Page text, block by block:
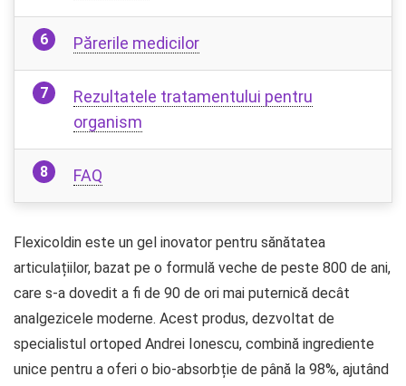
Părerile medicilor
Rezultatele tratamentului pentru
organism
FAQ
Flexicoldin este un gel inovator pentru sănătatea
articulațiilor, bazat pe o formulă veche de peste 800 de ani,
care s-a dovedit a fi de 90 de ori mai puternică decât
analgezicele moderne. Acest produs, dezvoltat de
specialistul ortoped Andrei Ionescu, combină ingrediente
unice pentru a oferi o bio-absorbție de până la 98%, ajutând